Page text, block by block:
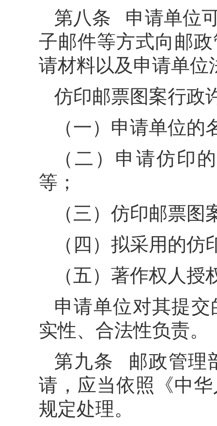
第八条 申请单位
子邮件等方式向邮
请材料以及申请单位
仿印邮票图案行政
（一）申请单位
（二）申请仿印
等；
（三）仿印邮票图
（四）拟采用的仿
（五）著作权人
申请单位对其提
实性、合法性负责。
第九条 邮政管理
请，应当依照《中
规定处理。